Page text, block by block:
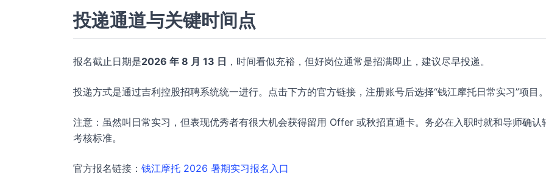
投递通道与关键时间点
报名截止日期是2026 年 8 月 13 日 ，时间看似充裕，但好岗位通常是招满即止，建议尽早投递。
投递方式是通过吉利控股招聘系统统一进行。点击下方的官方链接，注册账号后选择“钱江摩托日常实习”项目。
注意：虽然叫日常实习，但表现优秀者有很大机会获得留用 Offer 或秋招直通卡。务必在入职时就和导师确认
考核标准。
官方报名链接： 钱江摩托 2026 暑期实习报名入口